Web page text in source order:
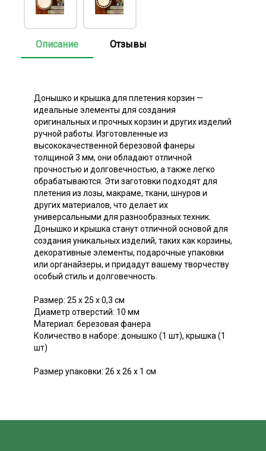
Описание Отзывы
Донышко и крышка для плетения корзин —
идеальные элементы для создания
оригинальных и прочных корзин и других изделий
ручной работы. Изготовленные из
высококачественной березовой фанеры
толщиной 3 мм, они обладают отличной
прочностью и долговечностью, а также легко
обрабатываются. Эти заготовки подходят для
плетения из лозы, макраме, ткани, шнуров и
других материалов, что делает их
универсальными для разнообразных техник.
Донышко и крышка станут отличной основой для
создания уникальных изделий, таких как корзины,
декоративные элементы, подарочные упаковки
или органайзеры, и придадут вашему творчеству
особый стиль и долговечность.
Размер: 25 х 25 х 0,3 см
Диаметр отверстий: 10 мм
Материал: березовая фанера
Количество в наборе: донышко (1 шт), крышка (1
шт)
Размер упаковки: 26 х 26 х 1 см